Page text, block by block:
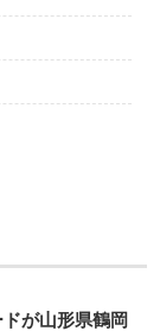
が山形県鶴岡